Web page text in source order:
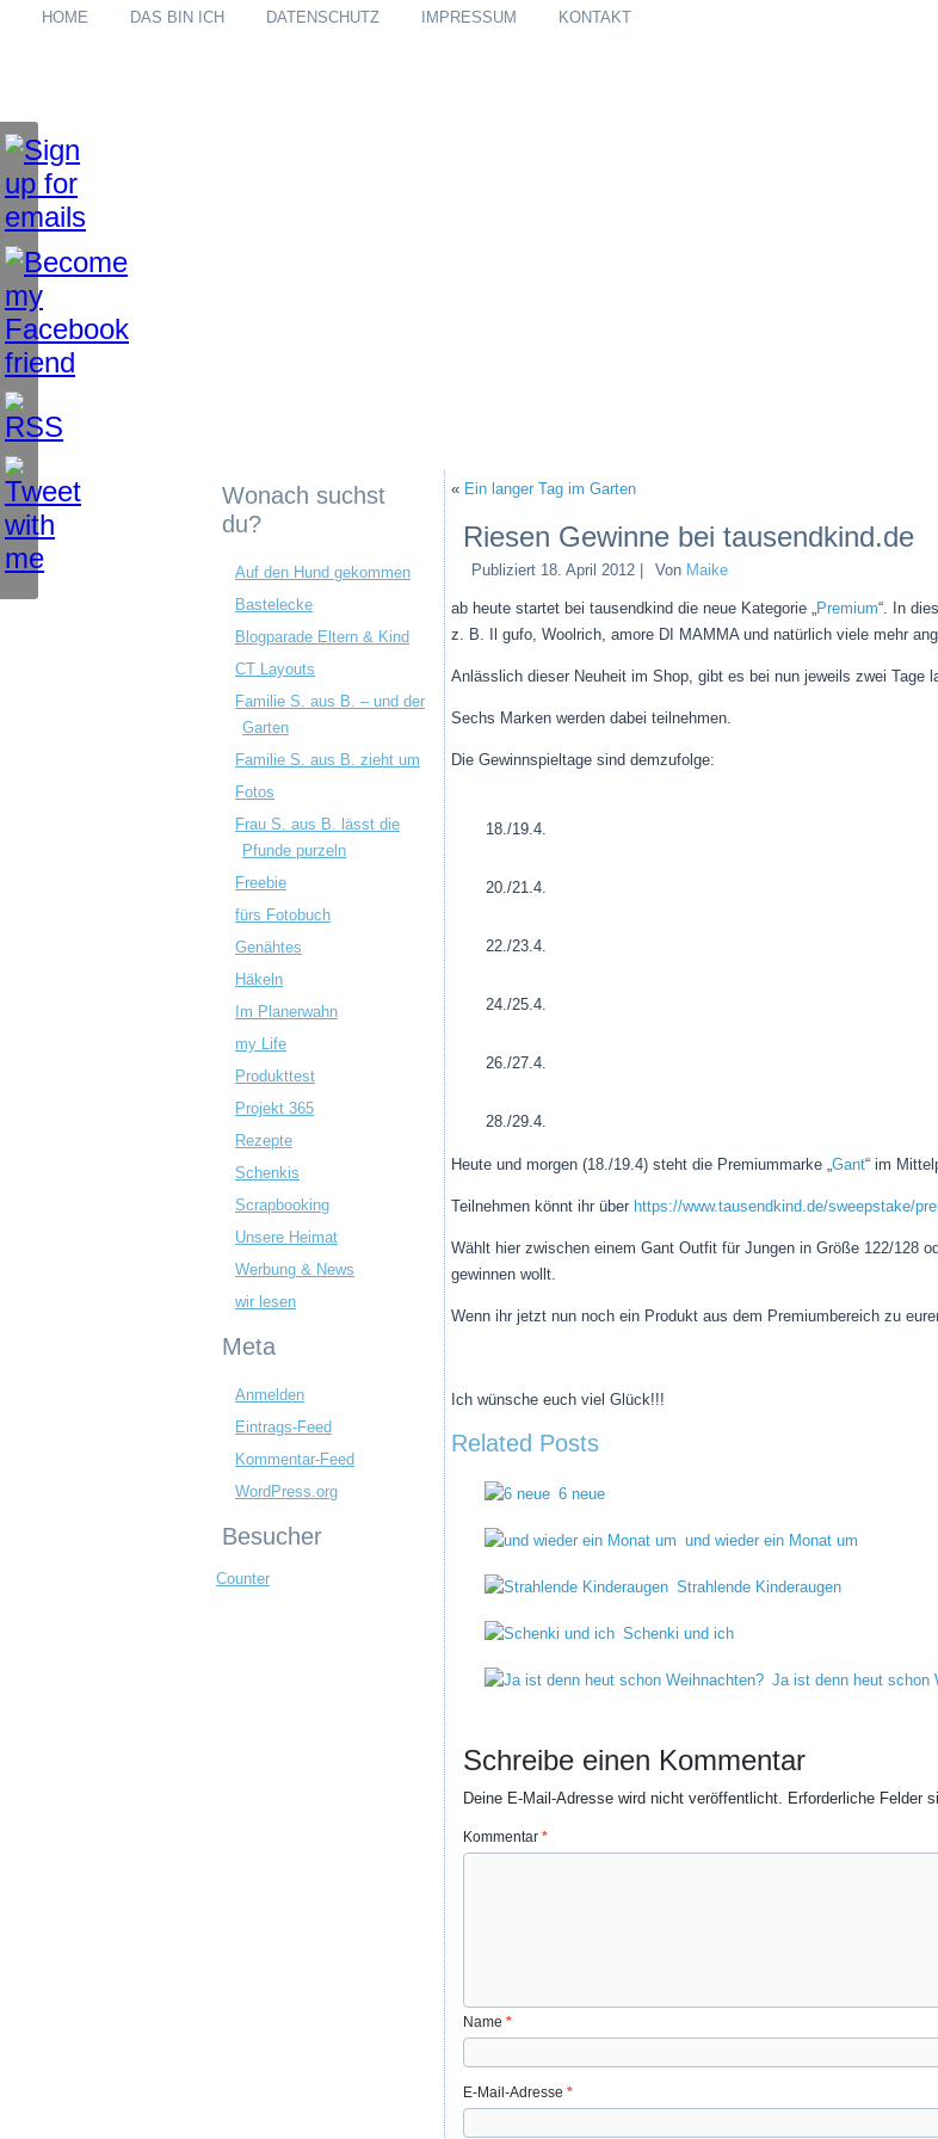
HOME DAS BIN ICH DATENSCHUTZ IMPRESSUM KONTAKT
Wonach suchst
du?
Auf den Hund gekommen
Bastelecke
Blogparade Eltern & Kind
CT Layouts
Familie S. aus B. – und der
Garten
Familie S. aus B. zieht um
Fotos
Frau S. aus B. lässt die
Pfunde purzeln
Freebie
fürs Fotobuch
Genähtes
Häkeln
Im Planerwahn
my Life
Produkttest
Projekt 365
Rezepte
Schenkis
Scrapbooking
Unsere Heimat
Werbung & News
wir lesen
Meta
Anmelden
Eintrags-Feed
Kommentar-Feed
WordPress.org
Besucher
Counter
« Ein langer Tag im Garten
Riesen Gewinne bei tausendkind.de
Publiziert 18. April 2012 Von Maike
ab heute startet bei tausendkind die neue Kategorie „Premium“. In
z. B. Il gufo, Woolrich, amore DI MAMMA und natürlich viele mehr
Anlässlich dieser Neuheit im Shop, gibt es bei nun jeweils zwei Tage
Sechs Marken werden dabei teilnehmen.
Die Gewinnspieltage sind demzufolge:
18./19.4.
20./21.4.
22./23.4.
24./25.4.
26./27.4.
28./29.4.
Heute und morgen (18./19.4) steht die Premiummarke „Gant“ im
Teilnehmen könnt ihr über https://www.tausendkind.de/sweepstake/
Wählt hier zwischen einem Gant Outfit für Jungen in Größe 122/128
gewinnen wollt.
Wenn ihr jetzt nun noch ein Produkt aus dem Premiumbereich zu
Ich wünsche euch viel Glück!!!
Related Posts
6 neue
und wieder ein Monat um
Strahlende Kinderaugen
Schenki und ich
Ja ist denn heut schon
Schreibe einen Kommentar
Deine E-Mail-Adresse wird nicht veröffentlicht. Erforderliche Felder
Kommentar *
Name *
E-Mail-Adresse *